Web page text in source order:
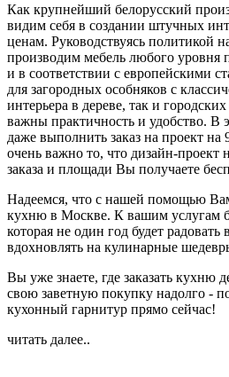
Как крупнейший белорусский
видим себя в создании штучных
ценам. Руководствуясь политикой
производим мебель любого уровня
и в соответствии с европейскими
для загородных особняков с
интерьера в дереве, так и
важны практичность и удобство. В
даже выполнить заказ на проект
очень важно то, что дизайн-проект
заказа и площади Вы получаете
Надеемся, что с нашей помощью
кухню в Москве. К вашим услугам
которая не один год будет
вдохновлять на кулинарные
Вы уже знаете, где заказать кухню
свою заветную покупку надолго -
кухонный гарнитур прямо сейчас!
читать далее..